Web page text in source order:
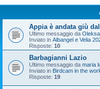
Appia è andata giù
Ultimo messaggio da
Inviato in Albangel e Velia
Risposte: 10
Barbagianni Lazio
Ultimo messaggio da maria
Inviato in Birdcam in the
Risposte: 19